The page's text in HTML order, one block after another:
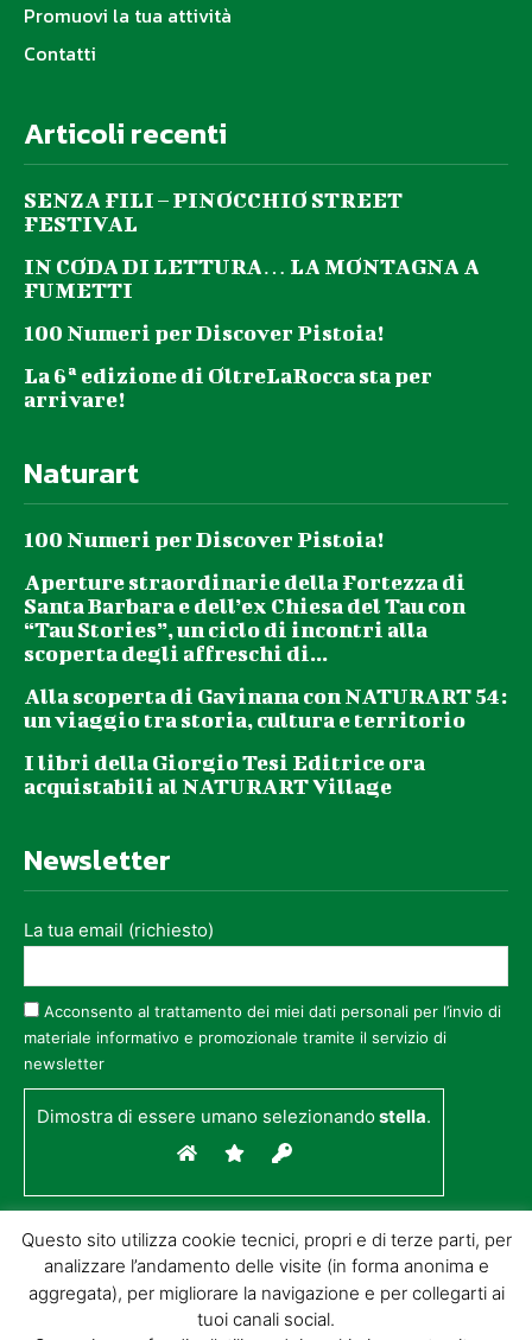
Promuovi la tua attività
Contatti
Articoli recenti
SENZA FILI – PINOCCHIO STREET
FESTIVAL
IN CODA DI LETTURA… LA MONTAGNA A
FUMETTI
100 Numeri per Discover Pistoia!
La 6ª edizione di OltreLaRocca sta per
arrivare!
Naturart
100 Numeri per Discover Pistoia!
Aperture straordinarie della Fortezza di
Santa Barbara e dell’ex Chiesa del Tau con
“Tau Stories”, un ciclo di incontri alla
scoperta degli affreschi di...
Alla scoperta di Gavinana con NATURART 54:
un viaggio tra storia, cultura e territorio
I libri della Giorgio Tesi Editrice ora
acquistabili al NATURART Village
Newsletter
La tua email (richiesto)
Acconsento al trattamento dei miei dati personali per l’invio di
materiale informativo e promozionale tramite il servizio di
newsletter
Dimostra di essere umano selezionandostella.
Questo sito utilizza cookie tecnici, propri e di terze parti, per
analizzare l’andamento delle visite (in forma anonima e
aggregata), per migliorare la navigazione e per collegarti ai
tuoi canali social.